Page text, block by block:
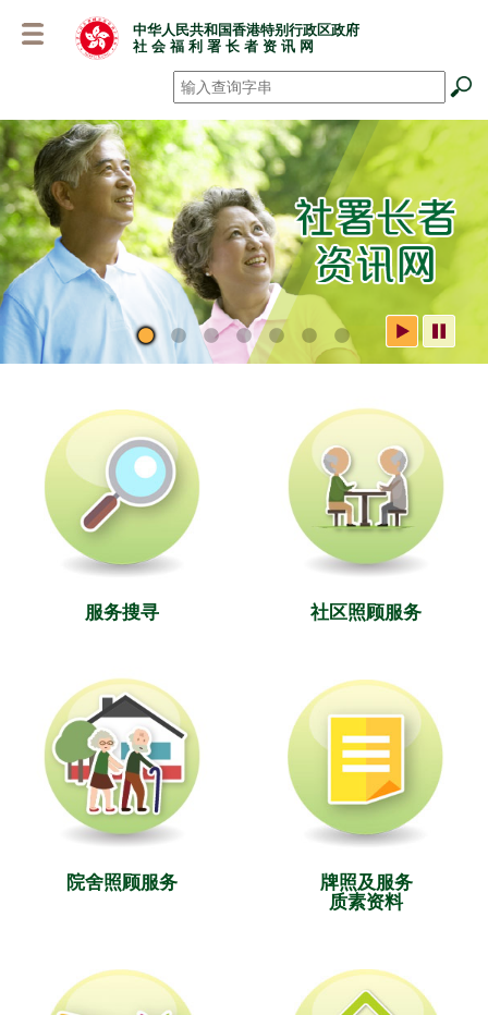
容
中华人民共和国香港特别行政区政府
社 会 福 利 署 长 者 资 讯 网
搜寻 *
社署长者资讯网
服务搜寻 社区照顾服务
院舍照顾服务
牌照及服务
质素资料